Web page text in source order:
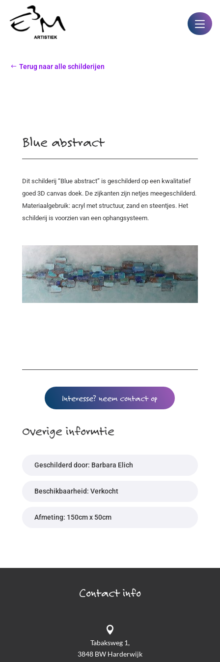
Terug naar alle schilderijen
Blue abstract
Dit schilderij “Blue abstract” is geschilderd op een kwalitatief
goed 3D canvas doek. De zijkanten zijn netjes meegeschilderd.
Materiaalgebruik: acryl met structuur, zand en steentjes. Het
schilderij is voorzien van een ophangsysteem.
Interesse? neem contact op
Overige informtie
Geschilderd door: Barbara Elich
Beschikbaarheid: Verkocht
Afmeting: 150cm x 50cm
Contact info

Tabaksweg 1,
3848 BW Harderwijk